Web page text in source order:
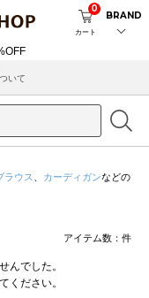
カート
0
BRAND
いて
ラウス カーディガンなどの
アイテム数： 件
んでした。
ください。